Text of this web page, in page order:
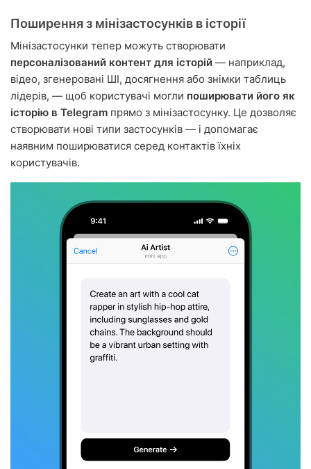
Поширення з мінізастосунків в історії
Мінізастосунки тепер можуть створювати
персоналізований контент для історій — наприклад,
відео, згенеровані ШІ, досягнення або знімки таблиць
лідерів, — щоб користувачі могли поширювати його як
історію в Telegram прямо з мінізастосунку. Це дозволяє
створювати нові типи застосунків — і допомагає
наявним поширюватися серед контактів їхніх
користувачів.